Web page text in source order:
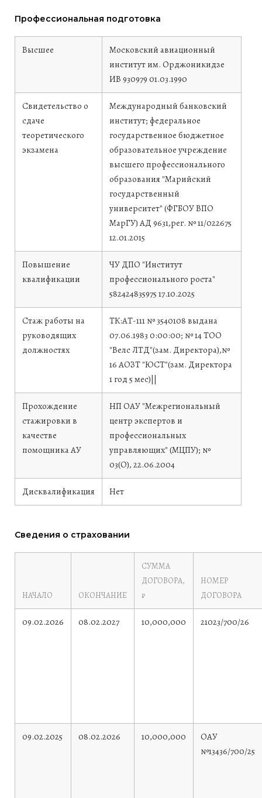
Профессиональная подготовка
Высшее
Московский авиационный
институт им. Орджоникидзе
ИВ 930979 01.03.1990
Свидетельство о
сдаче
теоретического
экзамена
Международный банковский
институт; федеральное
государственное бюджетное
образовательное учреждение
высшего профессионального
образования "Марийский
государственный
университет" (ФГБОУ ВПО
МарГУ)АД 9631,рег. № 11/022675
12.01.2015
Повышение
квалификации
ЧУ ДПО "Институт
профессионального роста"
582424835975 17.10.2025
Стаж работы на
руководящих
должностях
ТК:АТ-111 № 3540108 выдана
07.06.1983 0:00:00; № 14 ТОО
"Велс ЛТД"(зам. Директора),№
16 АОЗТ "ЮСТ"(зам. Директора
1 год 5 мес)||
Прохождение
стажировки в
качестве
помощника АУ
НП ОАУ "Межрегиональный
центр экспертов и
профессиональных
управляющих" (МЦПУ); №
03(О), 22.06.2004
Дисквалификация Нет
Сведения о страховании
НАЧАЛО ОКОНЧАНИЕ
СУММА
ДОГОВОРА,
₽
НОМЕР
ДОГОВОРА
09.02.2026 08.02.2027 10,000,000 21023/700/26
09.02.2025 08.02.2026 10,000,000
ОАУ
№13436/700/25